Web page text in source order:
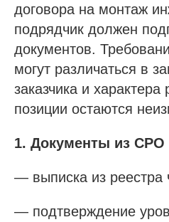
договора на монтаж
подрядчик должен
документов.
могут различаться в
заказчика и
позиции остаются
1. Документы из СРО
— выписка из
— подтверждение